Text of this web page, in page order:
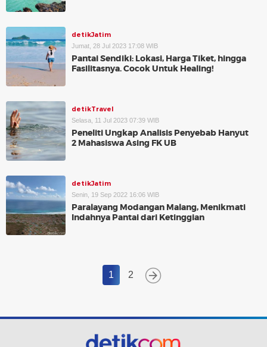
detikJatim
Jumat, 28 Jul 2023 17:08 WIB
Pantai Sendiki: Lokasi, Harga Tiket, hingga
Fasilitasnya. Cocok Untuk Healing!
detikTravel
Selasa, 11 Jul 2023 07:39 WIB
Peneliti Ungkap Analisis Penyebab Hanyut
2 Mahasiswa Asing FK UB
detikJatim
Senin, 19 Sep 2022 16:06 WIB
Paralayang Modangan Malang, Menikmati
Indahnya Pantai dari Ketinggian
1 2